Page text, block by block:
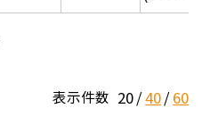
表示件数 20 40 60